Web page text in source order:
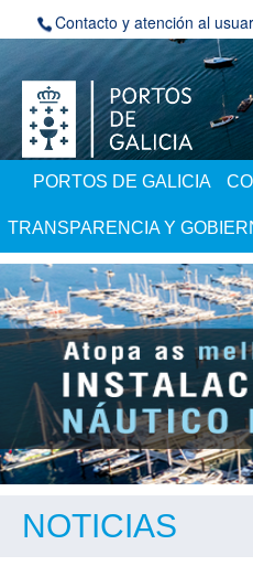
Saltar al contenido
Contacto y atención al
PORTOS DE GALICIA
TRANSPARENCIA Y
NOTICIAS